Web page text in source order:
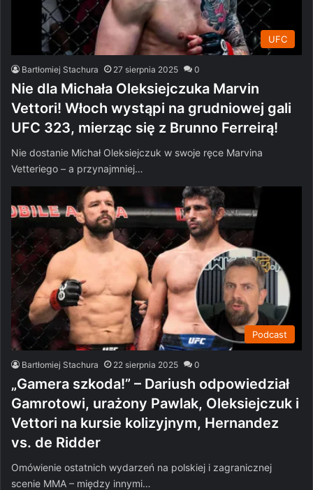
UFC
Bartłomiej Stachura 27 sierpnia 2025 0
Nie dla Michała Oleksiejczuka Marvin
Vettori! Włoch wystąpi na grudniowej gali
UFC 323, mierząc się z Brunno Ferreirą!
Nie dostanie Michał Oleksiejczuk w swoje ręce Marvina
Vetteriego – a przynajmniej…
Podcast
Bartłomiej Stachura 22 sierpnia 2025 0
„Gamera szkoda!” – Dariush odpowiedział
Gamrotowi, urażony Pawlak, Oleksiejczuk i
Vettori na kursie kolizyjnym, Hernandez
vs. de Ridder
Omówienie ostatnich wydarzeń na polskiej i zagranicznej
scenie MMA – między innymi…